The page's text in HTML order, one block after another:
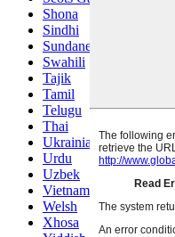
Shona
Sindhi
Sundanese
Swahili
Tajik
Tamil
Telugu
Thai
Ukrainian
Urdu
Uzbek
Vietnamese
Welsh
Xhosa